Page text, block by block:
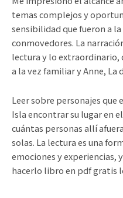
temas complejos y
sensibilidad que fueron a
conmovedores. La
lectura y lo extraordinario,
a la vez familiar y Anne, La
Leer sobre personajes que
Isla encontrar su lugar en
cuántas personas allí
solas. La lectura es una
emociones y experiencias,
hacerlo libro en pdf gratis